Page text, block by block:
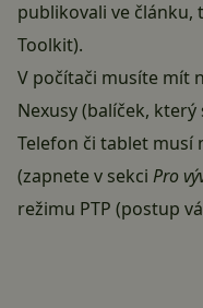
publikovali ve článku,
Toolkit).
V počítači musíte mít
Nexusy (balíček, který
Telefon či tablet musí
(zapnete v sekci Pro
režimu PTP (postup